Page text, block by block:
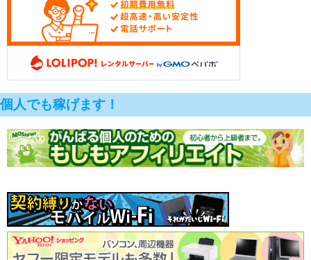
個人でも稼げます！